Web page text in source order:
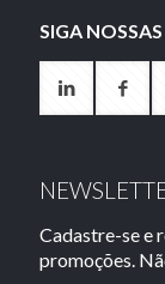
SIGA NOSSAS
Cadastre-se e
promoções.